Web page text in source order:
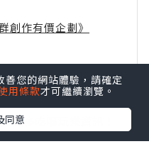
創作有價企劃》
食丶親子丶寵物 丶扮靚
更多吃喝玩樂資訊！
您的網站體驗，請確定
用條款才可繼續瀏覽。
同意